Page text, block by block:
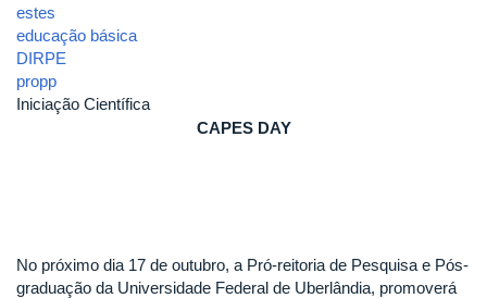
estes
educação básica
DIRPE
propp
Iniciação Científica
CAPES DAY
No próximo dia 17 de outubro, a Pró-reitoria de Pesquisa e Pós-
graduação da Universidade Federal de Uberlândia, promoverá